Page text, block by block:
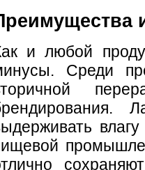
и любой
Среди